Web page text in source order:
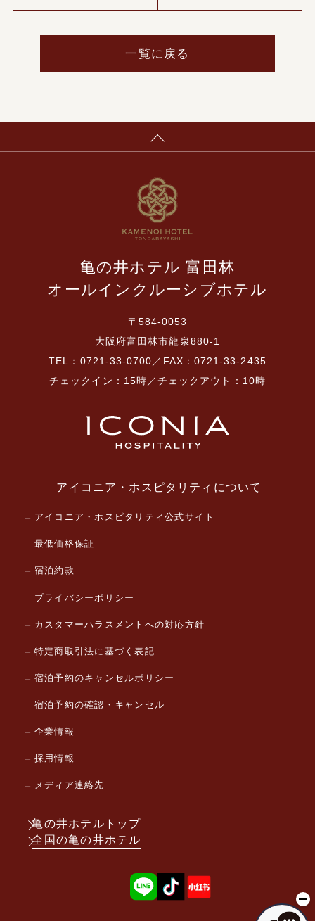
一覧に戻る
亀の井ホテル 富田林
オールインクルーシブホテル
〒584-0053
大阪府富田林市龍泉880-1
TEL：0721-33-0700／FAX：0721-33-2435
チェックイン：15時／チェックアウト：10時
アイコニア・ホスピタリティについて
アイコニア・ホスピタリティ公式サイト
最低価格保証
宿泊約款
プライバシーポリシー
カスタマーハラスメントへの対応方針
特定商取引法に基づく表記
宿泊予約のキャンセルポリシー
宿泊予約の確認・キャンセル
企業情報
採用情報
メディア連絡先
亀の井ホテルトップ
全国の亀の井ホテル